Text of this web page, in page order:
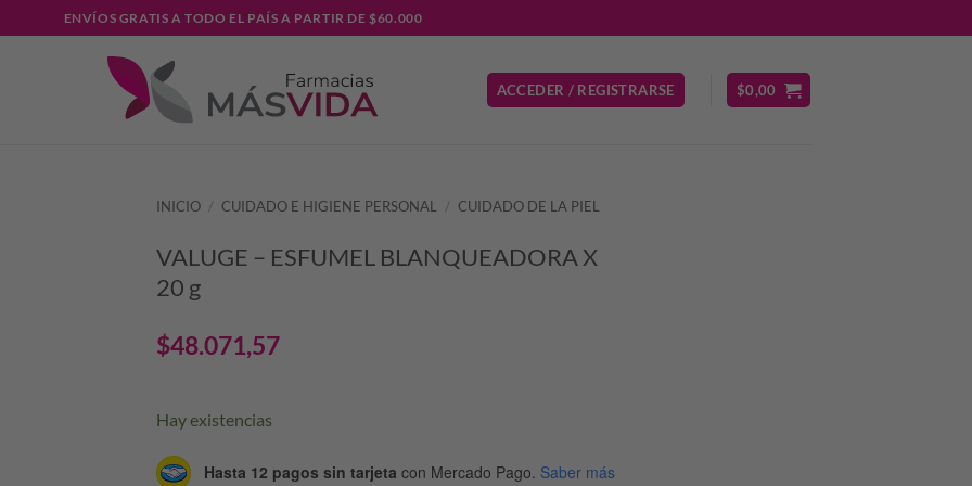
ENVÍOS GRATIS A TODO EL PAÍS A PARTIR DE $60.000
ACCEDER / REGISTRARSE $0,00
INICIO / CUIDADO E HIGIENE PERSONAL / CUIDADO DE LA PIEL
VALUGE – ESFUMEL BLANQUEADORA X
20 g
$48.071,57
Hay existencias
Hasta 12 pagos sin tarjeta con Mercado Pago. Saber más